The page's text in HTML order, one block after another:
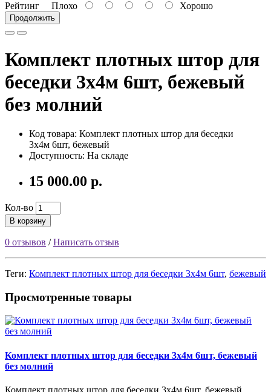
Рейтинг Плохо Хорошо
Продолжить
Комплект плотных штор для
беседки 3х4м 6шт, бежевый
без молний
Код товара: Комплект плотных штор для беседки
3х4м 6шт, бежевый
Доступность: На складе
15 000.00 р.
Кол-во
В корзину
0 отзывов /Написать отзыв
Теги: Комплект плотных штор для беседки 3х4м 6шт, бежевый
Просмотренные товары
Комплект плотных штор для беседки 3х4м 6шт, бежевый
без молний
Комплект плотных штор для беседки 3х4м 6шт, бежевый